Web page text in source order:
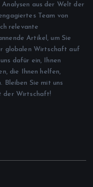
aus der Welt der
Team von
relevante
Artikel, um Sie
globalen Wirtschaft auf
dafür ein, Ihnen
die Ihnen helfen,
Bleiben Sie mit uns
der Wirtschaft!